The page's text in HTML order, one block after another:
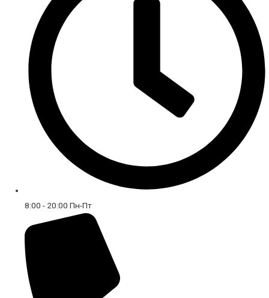
8:00 - 20:00 Пн-Пт